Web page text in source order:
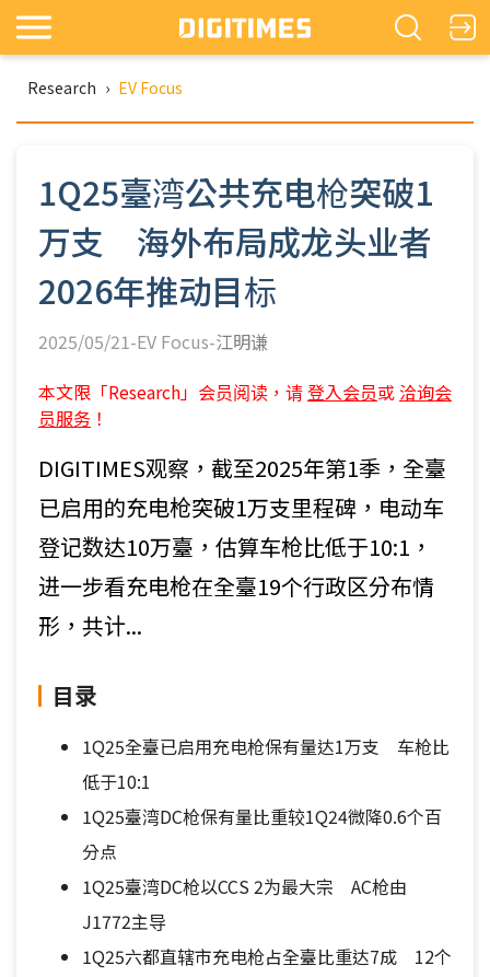
Research › EV Focus
1Q25臺湾公共充电枪突破1
万支 海外布局成龙头业者
2026年推动目标
2025/05/21-EV Focus-江明谦
本文限「Research」会员阅读，请登入会员或 洽询会
员服务 ！
DIGITIMES观察，截至2025年第1季，全臺
已启用的充电枪突破1万支里程碑，电动车
登记数达10万臺，估算车枪比低于10:1，
进一步看充电枪在全臺19个行政区分布情
形，共计...
目录
1Q25全臺已启用充电枪保有量达1万支 车枪比
低于10:1
1Q25臺湾DC枪保有量比重较1Q24微降0.6个百
分点
1Q25臺湾DC枪以CCS 2为最大宗 AC枪由
J1772主导
1Q25六都直辖市充电枪占全臺比重达7成 12个